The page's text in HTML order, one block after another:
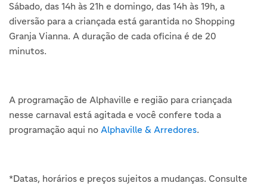
Sábado, das 14h às 21h e domingo, das 14h às 19h, a
diversão para a criançada está garantida no Shopping
Granja Vianna. A duração de cada oficina é de 20
minutos.
A programação de Alphaville e região para criançada
nesse carnaval está agitada e você confere toda a
programação aqui no Alphaville & Arredores.
*Datas, horários e preços sujeitos a mudanças. Consulte